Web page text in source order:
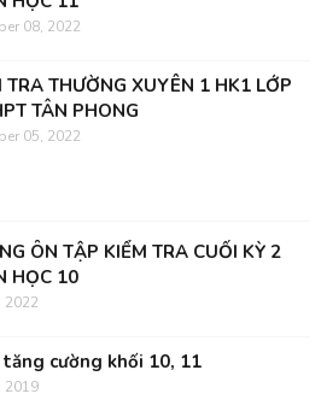
08, 2022
TRA THƯỜNG XUYÊN 1 HK1 LỚP
TÂN PHONG
05, 2022
ÔN TẬP KIỂM TRA CUỐI KỲ 2
HỌC 10
2022
tăng cường khối 10, 11
2019